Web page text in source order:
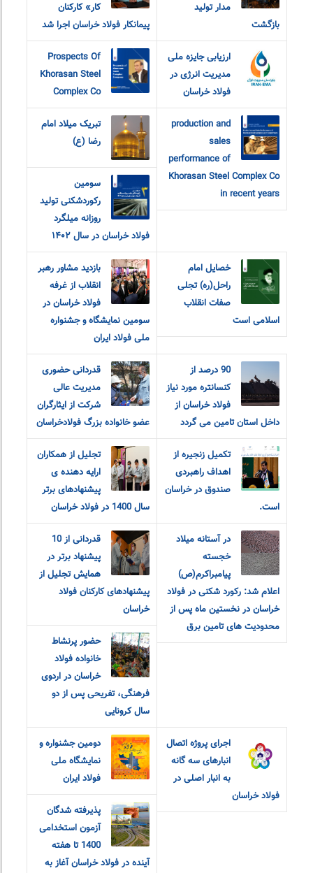
مدار تولید
بازگشت
کار» کارکنان
پیمانکار فولاد خراسان اجرا شد
ارزیابی جایزه ملی
مدیریت انرژی در
فولاد خراسان
Prospects Of
Khorasan Steel
Complex Co
production and
sales
performance of
Khorasan Steel Complex Co
in recent years
تبریک میلاد امام
رضا (ع)
سومین
رکوردشکنی تولید
روزانه میلگرد
فولاد خراسان در سال ۱۴۰۲
خصایل امام
راحل(ره) تجلی
صفات انقلاب
اسلامی است
بازدید مشاور رهبر
انقلاب از غرفه
فولاد خراسان در
سومین نمایشگاه و جشنواره
ملی فولاد ایران
90 درصد از
کنسانتره مورد نیاز
فولاد خراسان از
داخل استان تامین می گردد
قدردانی حضوری
مدیریت عالی
شرکت از ایثارگران
عضو خانواده‌ بزرگ‌ فولادخراسان
تکمیل زنجیره از
اهداف راهبردی
صندوق در خراسان
است.
تجلیل از همکاران
ارایه دهنده ی
پیشنهادهای برتر
سال 1400 در فولاد خراسان
در آستانه میلاد
خجسته
پیامبراکرم(ص)
اعلام شد: رکورد شکنی در فولاد
خراسان در نخستین ماه پس از
محدودیت های تامین برق
قدردانی از 10
پیشنهاد برتر در
همایش تجلیل از
پیشنهادهای کارکنان فولاد
خراسان
حضور پرنشاط
خانواده فولاد
خراسان در اردوی
فرهنگی، تفریحی پس از دو
سال کرونایی
اجرای پروژه اتصال
انبارهای سه گانه
به انبار اصلی در
فولاد خراسان
دومین جشنواره و
نمایشگاه ملی
فولاد ایران
پذیرفته شدگان
آزمون استخدامی
1400 تا هفته
آینده در فولاد خراسان آغاز به